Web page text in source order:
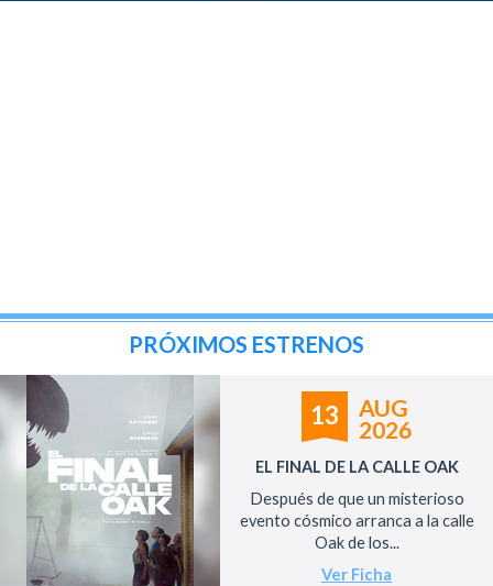
PRÓXIMOS ESTRENOS
13
AUG
2026
EL FINAL DE LA CALLE OAK
Después de que un misterioso
evento cósmico arranca a la calle
Oak de los...
Ver Ficha